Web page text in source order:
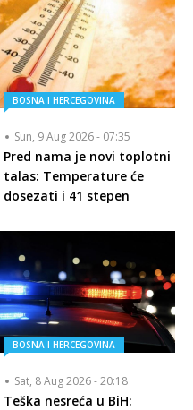
BOSNA I HERCEGOVINA
Sun, 9 Aug 2026 - 07:35
Pred nama je novi toplotni
talas: Temperature će
dosezati i 41 stepen
BOSNA I HERCEGOVINA
Sat, 8 Aug 2026 - 20:18
Teška nesreća u BiH: